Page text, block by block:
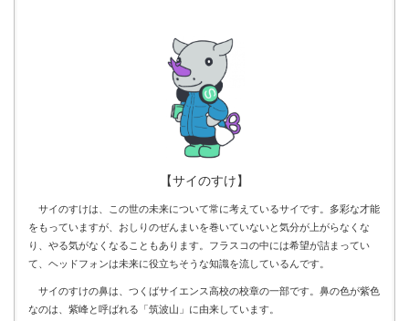
【サイのすけ】
サイのすけは、この世の未来について常に考えているサイです。多彩な才能
をもっていますが、おしりのぜんまいを巻いていないと気分が上がらなくな
り、やる気がなくなることもあります。フラスコの中には希望が詰まってい
て、ヘッドフォンは未来に役立ちそうな知識を流しているんです。
サイのすけの鼻は、つくばサイエンス高校の校章の一部です。鼻の色が紫色
なのは、紫峰と呼ばれる「筑波山」に由来しています。